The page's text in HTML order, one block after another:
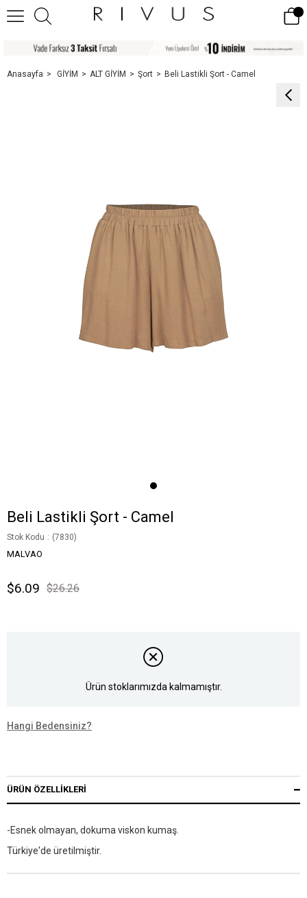
Anasayfa GİYİM ALT GİYİM Şort Beli Lastikli Şort - Camel
Beli Lastikli Şort - Camel
Stok Kodu (7830)
MALVAO
$26.26
$6.09
Ürün stoklarımızda kalmamıştır.
Hangi Bedensiniz?
ÜRÜN ÖZELLIKLERI
-Esnek olmayan, dokuma viskon kumaş.
Türkiye'de üretilmiştir.